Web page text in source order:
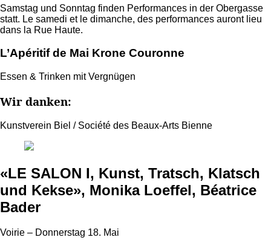
Samstag und Sonntag finden Performances in der Obergasse
statt. Le samedi et le dimanche, des performances auront lieu
dans la Rue Haute.
L’Apéritif de Mai Krone Couronne
Essen & Trinken mit Vergnügen
Wir danken:
Kunstverein Biel / Société des Beaux-Arts Bienne
«LE SALON I, Kunst, Tratsch, Klatsch
und Kekse», Monika Loeffel, Béatrice
Bader
Voirie – Donnerstag 18. Mai